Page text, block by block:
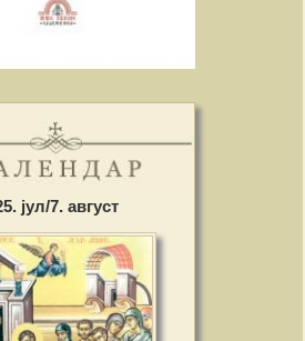
јул/7. август